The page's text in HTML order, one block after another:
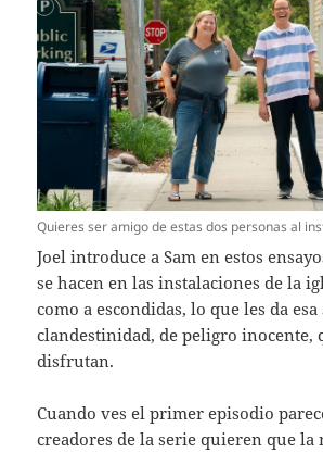
Quieres ser amigo de estas dos personas al
Joel introduce a Sam en estos
se hacen en las instalaciones de la
como a escondidas, lo que les da
clandestinidad, de peligro inocente,
disfrutan.
Cuando ves el primer episodio
creadores de la serie quieren que la